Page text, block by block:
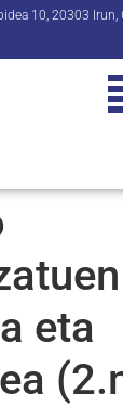
10, 20303 Irun,
eta